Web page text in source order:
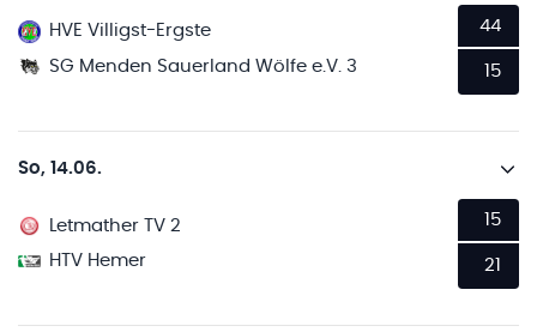
HVE Villigst-Ergste
SG Menden Sauerland Wölfe e.V. 3
44
15
So, 14.06.
Letmather TV 2
HTV Hemer
15
21